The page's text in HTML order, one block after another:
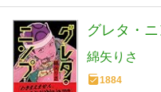
グレタ・
綿矢りさ
1884